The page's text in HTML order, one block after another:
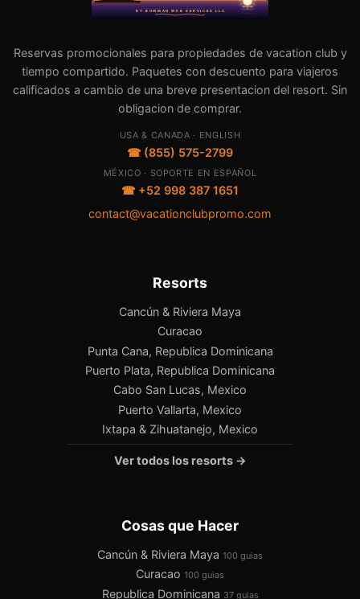
Reservas promocionales para propiedades de vacation club y
tiempo compartido. Paquetes con descuento para viajeros
calificados a cambio de una breve presentacion del resort. Sin
obligacion de comprar.
USA & CANADA · ENGLISH
☎ (855) 575-2799
MÉXICO · SOPORTE EN ESPAÑOL
☎ +52 998 387 1651
contact@vacationclubpromo.com
Resorts
Cancún & Riviera Maya
Curacao
Punta Cana, Republica Dominicana
Puerto Plata, Republica Dominicana
Cabo San Lucas, Mexico
Puerto Vallarta, Mexico
Ixtapa & Zihuatanejo, Mexico
Ver todos los resorts →
Cosas que Hacer
Cancún & Riviera Maya 100 guias
Curacao 100 guias
Republica Dominicana 37 guias